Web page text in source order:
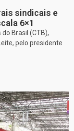
sindicais e
6×1
Brasil (CTB),
pelo presidente